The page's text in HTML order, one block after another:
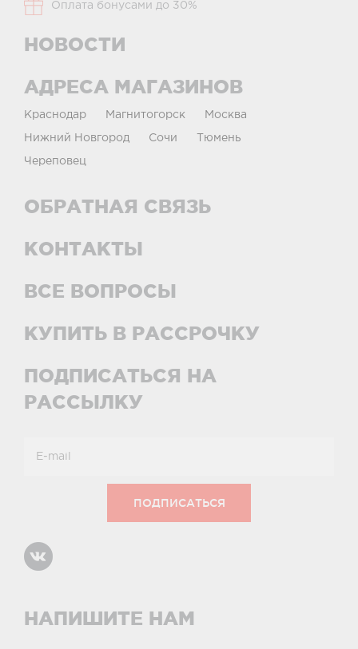
Оплата бонусами до 30%
НОВОСТИ
АДРЕСА МАГАЗИНОВ
Краснодар Магнитогорск Москва
Нижний Новгород Сочи Тюмень
Череповец
ОБРАТНАЯ СВЯЗЬ
КОНТАКТЫ
ВСЕ ВОПРОСЫ
КУПИТЬ В РАССРОЧКУ
ПОДПИСАТЬСЯ НА
РАССЫЛКУ
НАПИШИТЕ НАМ